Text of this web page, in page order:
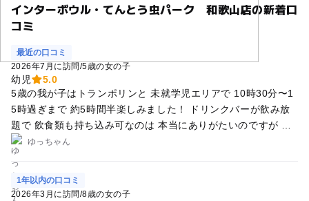
インターボウル・てんとう虫パーク 和歌山店の新着口
コミ
最近の口コミ
2026年7月に訪問/5歳の女の子
幼児
5.0
5歳の我が子はトランポリンと 未就学児エリアで 10時30分〜1
5時過ぎまで 約5時間半楽しみました！ ドリンクバーが飲み放
題で 飲食類も持ち込み可なのは 本当にありがたいのですが で
きれば親の交代可能にしてもらえると さらにありがたいなと思
います！
ゆっちゃん
1年以内の口コミ
2026年3月に訪問/8歳の女の子